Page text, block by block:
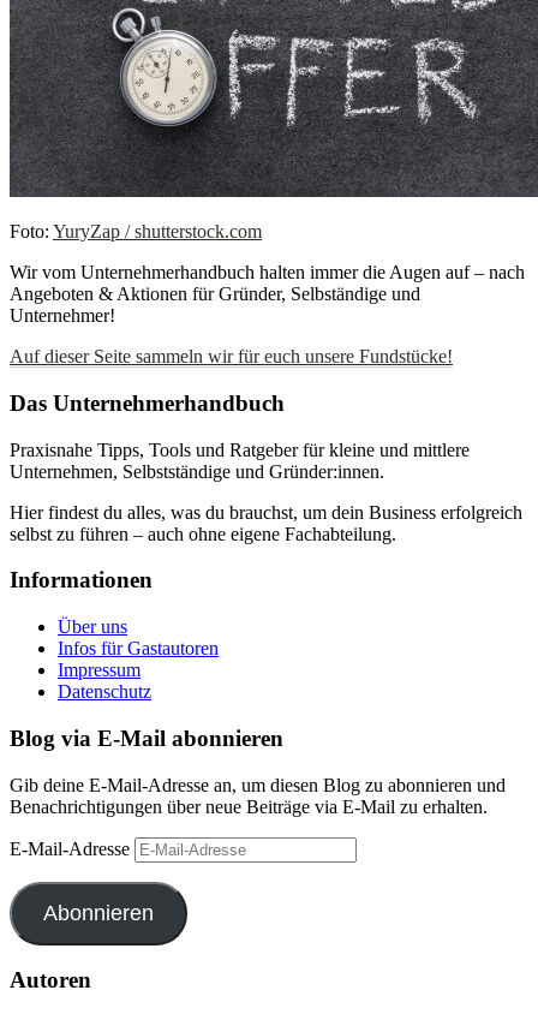
Foto: YuryZap / shutterstock.com
Wir vom Unternehmerhandbuch halten immer die Augen auf – nach
Angeboten & Aktionen für Gründer, Selbständige und
Unternehmer!
Auf dieser Seite sammeln wir für euch unsere Fundstücke!
Das Unternehmerhandbuch
Praxisnahe Tipps, Tools und Ratgeber für kleine und mittlere
Unternehmen, Selbstständige und Gründer:innen.
Hier findest du alles, was du brauchst, um dein Business erfolgreich
selbst zu führen – auch ohne eigene Fachabteilung.
Informationen
Über uns
Infos für Gastautoren
Impressum
Datenschutz
Blog via E-Mail abonnieren
Gib deine E-Mail-Adresse an, um diesen Blog zu abonnieren und
Benachrichtigungen über neue Beiträge via E-Mail zu erhalten.
E-Mail-Adresse
Abonnieren
Autoren